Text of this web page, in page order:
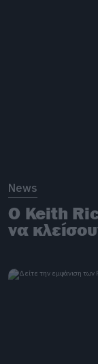
News
O Keith
να